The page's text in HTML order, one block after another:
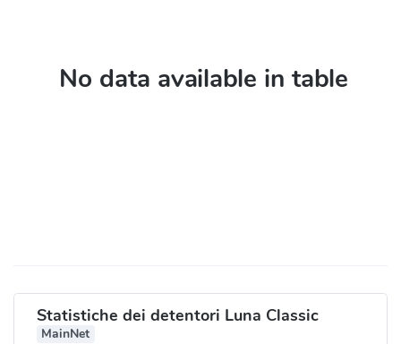
No data available in table
Statistiche dei detentori Luna Classic
MainNet